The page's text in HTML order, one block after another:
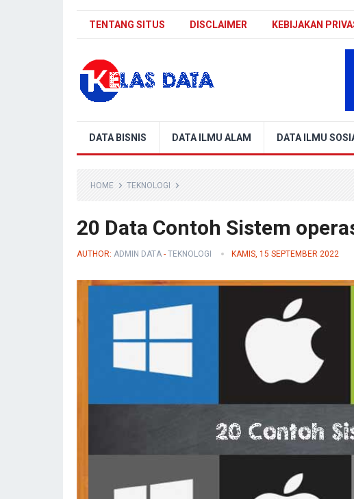
TENTANG SITUS DISCLAIMER KEBIJAKAN
DATA BISNIS DATA ILMU ALAM DATA ILMU
HOME TEKNOLOGI
20 Data Contoh Sistem
AUTHOR: ADMIN DATA - TEKNOLOGI KAMIS, 15 SEPTEMBER 2022